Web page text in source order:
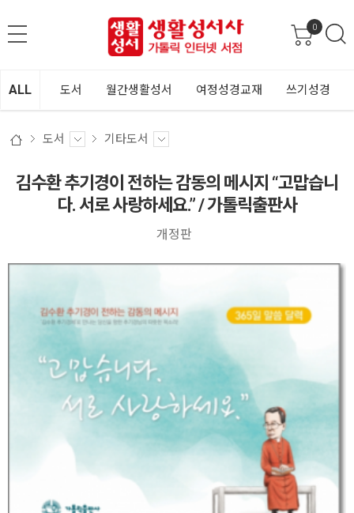
0
ALL 도서 월간생활성서 여정성경교재 쓰기성경
도서 기타도서
김수환 추기경이 전하는 감동의 메시지 “고맙습니
다. 서로 사랑하세요.” / 가톨릭출판사
개정판